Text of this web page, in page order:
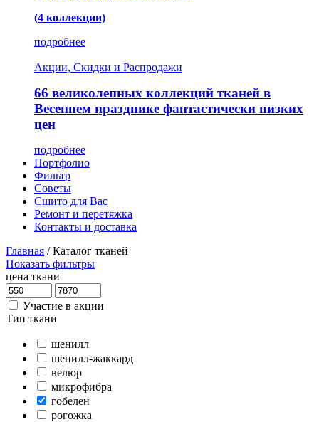
(4 коллекции)
подробнее
Акции, Скидки и Распродажи
66 великолепных коллекций тканей в
Весеннем празднике фантастически низких
цен
подробнее
Портфолио
Фильтр
Советы
Сшито для Вас
Ремонт и перетяжка
Контакты и доставка
Главная / Каталог тканей
Показать фильтры
цена ткани
Участие в акции
Тип ткани
шенилл
шенилл-жаккард
велюр
микрофибра
гобелен
рогожка